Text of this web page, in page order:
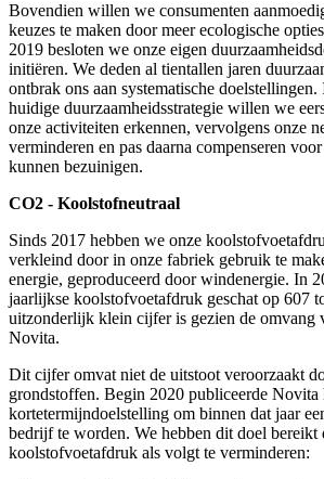
Bovendien willen we consumenten
keuzes te maken door meer ecologische
2019 besloten we onze eigen
initiëren. We deden al tientallen jaren
ontbrak ons aan systematische
huidige duurzaamheidsstrategie willen we
onze activiteiten erkennen, vervolgens onze
verminderen en pas daarna compenseren
kunnen bezuinigen.
CO2 - Koolstofneutraal
Sinds 2017 hebben we onze
verkleind door in onze fabriek gebruik te
energie, geproduceerd door windenergie. In
jaarlijkse koolstofvoetafdruk geschat op 607
uitzonderlijk klein cijfer is gezien de omvang
Novita.
Dit cijfer omvat niet de uitstoot veroorzaakt
grondstoffen. Begin 2020 publiceerde Novita
kortetermijndoelstelling om binnen dat jaar
bedrijf te worden. We hebben dit doel bereikt
koolstofvoetafdruk als volgt te verminderen: